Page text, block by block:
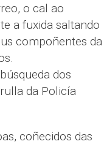
o cal ao
a fuxida saltando
compoñentes da
dos
da Policía
coñecidos das